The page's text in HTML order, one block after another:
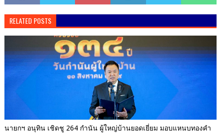
RELATED POSTS
นายกฯ อนุทิน เชิดชู 264 กำนัน ผู้ใหญ่บ้านยอดเยี่ยม มอบแหนบทองคำ